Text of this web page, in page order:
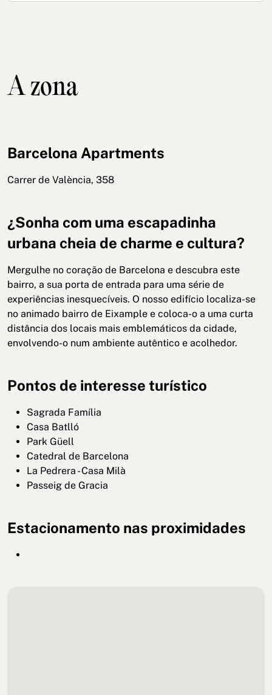
A zona
Barcelona Apartments
Carrer de València, 358
¿Sonha com uma escapadinha
urbana cheia de charme e cultura?
Mergulhe no coração de Barcelona e descubra este
bairro, a sua porta de entrada para uma série de
experiências inesquecíveis. O nosso edifício localiza-se
no animado bairro de Eixample e coloca-o a uma curta
distância dos locais mais emblemáticos da cidade,
envolvendo-o num ambiente autêntico e acolhedor.
Pontos de interesse turístico
Sagrada Família
Casa Batlló
Park Güell
Catedral de Barcelona
La Pedrera - Casa Milà
Passeig de Gracia
Estacionamento nas proximidades